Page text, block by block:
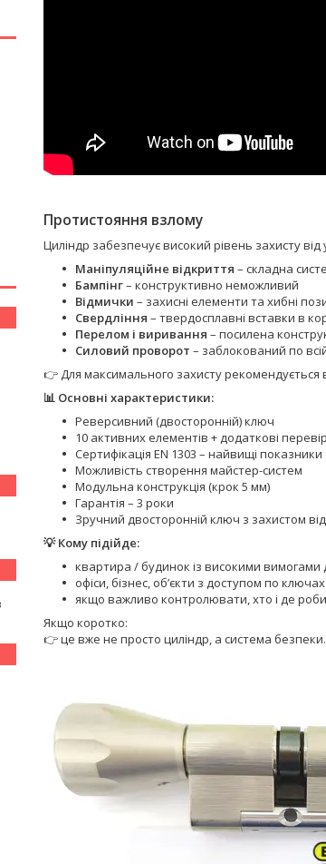
Протистояння взлому
Циліндр забезпечує високий рівень захисту від
Маніпуляційне відкриття – складна
Бампінг– конструктивно неможливий
Відмички – захисні елементи та хибні
Свердління – твердосплавні вставки в
Перелом і виривання – посилена
Силовий проворот – заблокований по
👉 Для максимального захисту рекомендується
📊 Основні характеристики:
Реверсивний (двосторонній) ключ
10 активних елементів + додаткові
Сертифікація EN 1303 – найвищі показники
Можливість створення майстер-систем
Модульна конструкція (крок 5 мм)
Гарантія – 3 роки
Зручний двосторонній ключ з захистом
💡 Кому підійде:
квартира / будинок із високими вимогами
офіси, бізнес, об’єкти з доступом по ключах
якщо важливо контролювати, хто і де
Якщо коротко:
👉 це вже не просто циліндр, а система безпеки.